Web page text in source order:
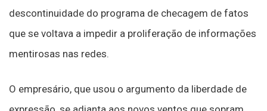
descontinuidade do programa de checagem de fatos
que se voltava a impedir a proliferação de informações
mentirosas nas redes.
O empresário, que usou o argumento da liberdade de